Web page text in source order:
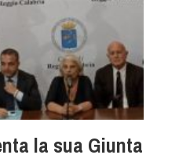
la sua Giunta